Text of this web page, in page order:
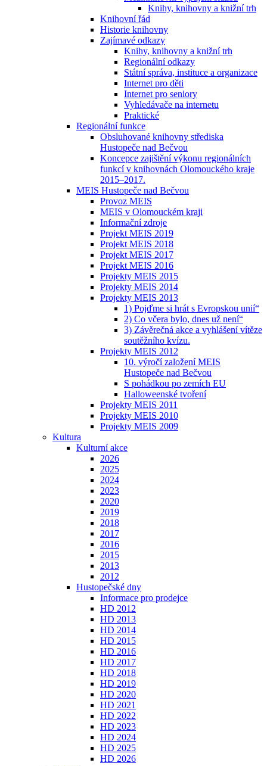
Knihy, knihovny a knižní trh
Knihovní řád
Historie knihovny
Zajímavé odkazy
Knihy, knihovny a knižní trh
Regionální odkazy
Státní správa, instituce a organizace
Internet pro děti
Internet pro seniory
Vyhledávače na internetu
Praktické
Regionální funkce
Obsluhované knihovny střediska
Hustopeče nad Bečvou
Koncepce zajištění výkonu regionálních
funkcí v knihovnách Olomouckého kraje
2015–2017.
MEIS Hustopeče nad Bečvou
Provoz MEIS
MEIS v Olomouckém kraji
Informační zdroje
Projekt MEIS 2019
Projekt MEIS 2018
Projekt MEIS 2017
Projekt MEIS 2016
Projekty MEIS 2015
Projekty MEIS 2014
Projekty MEIS 2013
1) Pojďme si hrát s Evropskou unií“
2) Co včera bylo, dnes už není“
3) Závěrečná akce a vyhlášení vítěze
soutěžního kvízu.
Projekty MEIS 2012
10. výročí založení MEIS
Hustopeče nad Bečvou
S pohádkou po zemích EU
Halloweenské tvoření
Projekty MEIS 2011
Projekty MEIS 2010
Projekty MEIS 2009
Kultura
Kulturní akce
2026
2025
2024
2023
2020
2019
2018
2017
2016
2015
2013
2012
Hustopečské dny
Informace pro prodejce
HD 2012
HD 2013
HD 2014
HD 2015
HD 2016
HD 2017
HD 2018
HD 2019
HD 2020
HD 2021
HD 2022
HD 2023
HD 2024
HD 2025
HD 2026